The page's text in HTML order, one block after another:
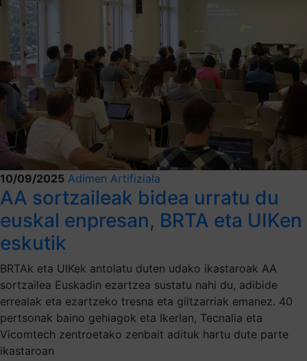
10/09/2025 Adimen Artifiziala
AA sortzaileak bidea urratu du
euskal enpresan, BRTA eta UIKen
eskutik
BRTAk eta UIKek antolatu duten udako ikastaroak AA
sortzailea Euskadin ezartzea sustatu nahi du, adibide
errealak eta ezartzeko tresna eta giltzarriak emanez. 40
pertsonak baino gehiagok eta Ikerlan, Tecnalia eta
Vicomtech zentroetako zenbait adituk hartu dute parte
ikastaroan